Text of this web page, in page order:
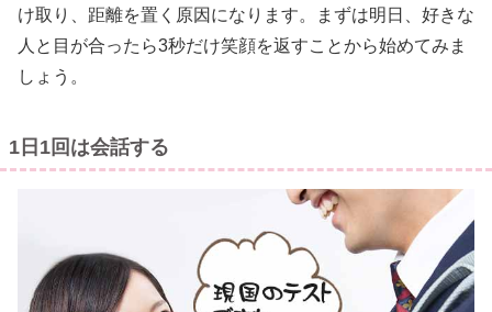
け取り、距離を置く原因になります。まずは明日、好きな
人と目が合ったら3秒だけ笑顔を返すことから始めてみま
しょう。
1日1回は会話する